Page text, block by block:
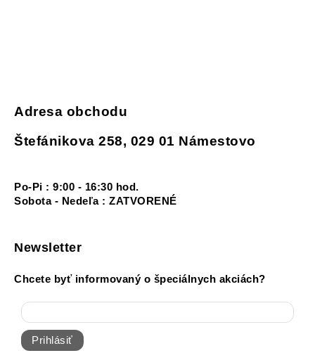
Adresa obchodu
Štefánikova 258, 029 01 Námestovo
Po-Pi : 9:00 - 16:30 hod.
Sobota - Nedeľa : ZATVORENÉ
Newsletter
Chcete byť informovaný o špeciálnych akciách?
Prihlásiť